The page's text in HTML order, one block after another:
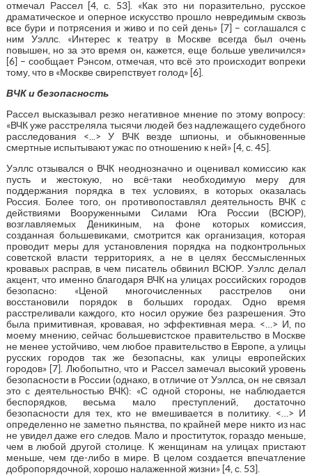
отмечал Рассел [4, с. 53]. «Как это ни поразительно, русское
драматическое и оперное искусство прошло невредимым сквозь
все бури и потрясения и живо и по сей день» [7] – соглашался с
ним Уэллс. «Интерес к театру в Москве всегда был очень
повышен, но за это время он, кажется, еще больше увеличился»
[6] – сообщает Рэнсом, отмечая, что всё это происходит вопреки
тому, что в «Москве свирепствует голод» [6].
ВЧК и безопасность
Рассел высказывал резко негативное мнение по этому вопросу:
«ВЧК уже расстреляла тысячи людей без надлежащего судебного
расследования <...> У ВЧК везде шпионы, и обыкновенные
смертные испытывают ужас по отношению к ней» [4, с. 45].
Уэллс отзывался о ВЧК неоднозначно и оценивал комиссию как
пусть и жестокую, но всё-таки необходимую меру для
поддержания порядка в тех условиях, в которых оказалась
Россия. Более того, он противопоставлял деятельность ВЧК с
действиями Вооруженными Силами Юга России (ВСЮР),
возглавляемых Деникиным, на фоне которых комиссия,
созданная большевиками, смотрится как организация, которая
проводит меры для установления порядка на подконтрольных
советской власти территориях, а не в целях бессмысленных
кровавых расправ, в чем писатель обвинил ВСЮР. Уэллс делал
акцент, что именно благодаря ВЧК на улицах российских городов
безопасно: «Ценой многочисленных расстрелов они
восстановили порядок в больших городах. Одно время
расстреливали каждого, кто носил оружие без разрешения. Это
была примитивная, кровавая, но эффективная мера. <…> И, по
моему мнению, сейчас большевистское правительство в Москве
не менее устойчиво, чем любое правительство в Европе, а улицы
русских городов так же безопасны, как улицы европейских
городов» [7]. Любопытно, что и Рассел замечал высокий уровень
безопасности в России (однако, в отличие от Уэллса, он не связал
это с деятельностью ВЧК): «С одной стороны, не наблюдается
беспорядков, весьма мало преступлений, достаточно
безопасности для тех, кто не вмешивается в политику. <…> И
определенно не заметно пьянства, по крайней мере никто из нас
не увидел даже его следов. Мало и проституток, гораздо меньше,
чем в любой другой столице. К женщинам на улицах пристают
меньше, чем где-либо в мире. В целом создается впечатление
добропорядочной, хорошо налаженной жизни» [4, с. 53].